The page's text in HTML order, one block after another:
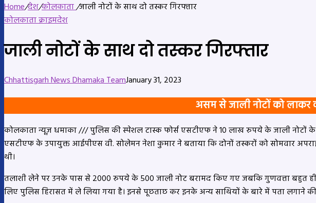
Home/देश/कोलकाता/जाली नोटों के साथ दो तस्कर गिरफ्तार
कोलकाताक्राइमदेश
जाली नोटों के साथ दो तस्कर गिरफ्तार
Chhattisgarh News Dhamaka TeamJanuary 31, 2023
असम से जाली नोटों को लाकर
कोलकाता न्यूज़ धमाका /// पुलिस की स्पेशल टास्क फोर्स एसटीएफ ने 10 लाख रुपये के जाली नोटों
एसटीएफ के उपायुक्त आईपीएस वी. सोलेमन नेशा कुमार ने बताया कि दोनों तस्करों को सोमवार
थी।
तलाशी लेने पर उनके पास से 2000 रुपये के 500 जाली नोट बरामद किए गए जबकि गुणवत्ता बहुत
लिए पुलिस हिरासत में ले लिया गया है। इनसे पूछताछ कर इनके अन्य साथियों के बारे में पता लगाने की